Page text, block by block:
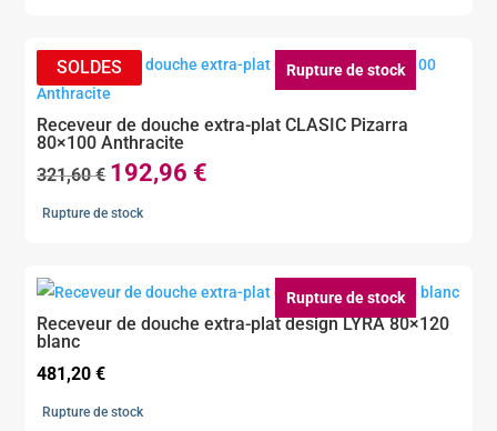
Rupture de stock
Receveur de douche extra-plat CLASIC Pizarra
80×100 Anthracite
321,60€ Le
prix
321,60 €.
192,96 €
192,96 €.
Rupture de stock
Rupture de stock
Receveur de douche extra-plat design LYRA 80×120
blanc
481,20€
Rupture de stock